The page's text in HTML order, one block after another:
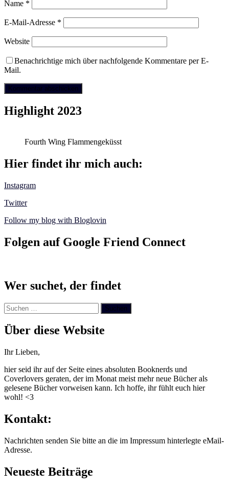
Name *
E-Mail-Adresse *
Website
Benachrichtige mich über nachfolgende Kommentare per E-
Mail.
Highlight 2023
Fourth Wing Flammengeküsst
Hier findet ihr mich auch:
Instagram
Twitter
Follow my blog with Bloglovin
Folgen auf Google Friend Connect
Wer suchet, der findet
Suchen
nach:
Über diese Website
Ihr Lieben,
hier seid ihr auf der Seite eines absoluten Booknerds und
Coverlovers geraten, der im Monat meist mehr neue Bücher als
gelesene Bücher vorweisen kann. Ich hoffe, ihr fühlt euch hier
wohl! <3
Kontakt:
Nachrichten senden Sie bitte an die im Impressum hinterlegte eMail-
Adresse.
Neueste Beiträge